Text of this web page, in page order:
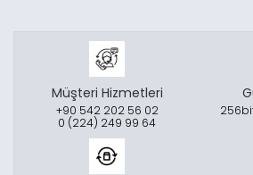
Müşteri Hizmetleri
+90 542 202 56 02
0 (224) 249 99 64